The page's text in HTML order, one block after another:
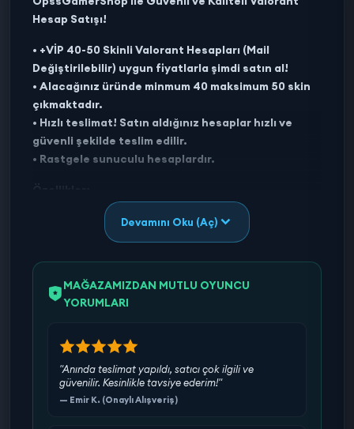
Hesap Satışı!
• +VİP 40-50 Skinli Valorant Hesapları (Mail
Değiştirilebilir) uygun fiyatlarla şimdi satın al!
• Alacağınız üründe minmum 40 maksimum 50 skin
çıkmaktadır.
• Hızlı teslimat! Satın aldığınız hesaplar hızlı ve
güvenli şekilde teslim edilir.
• Rastgele sunuculu hesaplardır.
•Skin sayısı: İlanda başlığında belirtilen skin sayısı
altında asla eksik skin çıkmamaktadır.
•Yükseltme: Hesaplarda yükseltmeler ve renk
değiştiricileri skin olarak sayılmaktadır.
•Tam erişim: Hesabın tüm bilgileri değiştirilebilir,
kendi adınıza alabilirsiniz.
•Kontrol Edilmiş Hesaplar: Tüm hesaplarımız
teslimat öncesi özenle kontrol edilip tarafınıza
iletilmektedir.
•Sorunsuz Oynayış: Diğer satıcılardan farkımız
Devamını Oku (Aç)
MAĞAZAMIZDAN MUTLU OYUNCU
YORUMLARI
"Anında teslimat yapıldı, satıcı çok ilgili ve
güvenilir. Kesinlikle tavsiye ederim!"
— Emir K. (Onaylı Alışveriş)